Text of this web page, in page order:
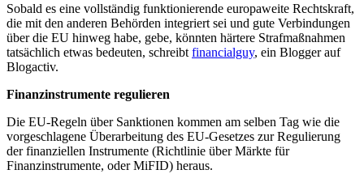
Sobald es eine vollständig funktionierende europaweite Rechtskraft,
die mit den anderen Behörden integriert sei und gute Verbindungen
über die EU hinweg habe, gebe, könnten härtere Strafmaßnahmen
tatsächlich etwas bedeuten, schreibt financialguy, ein Blogger auf
Blogactiv.
Finanzinstrumente regulieren
Die EU-Regeln über Sanktionen kommen am selben Tag wie die
vorgeschlagene Überarbeitung des EU-Gesetzes zur Regulierung
der finanziellen Instrumente (Richtlinie über Märkte für
Finanzinstrumente, oder MiFID) heraus.